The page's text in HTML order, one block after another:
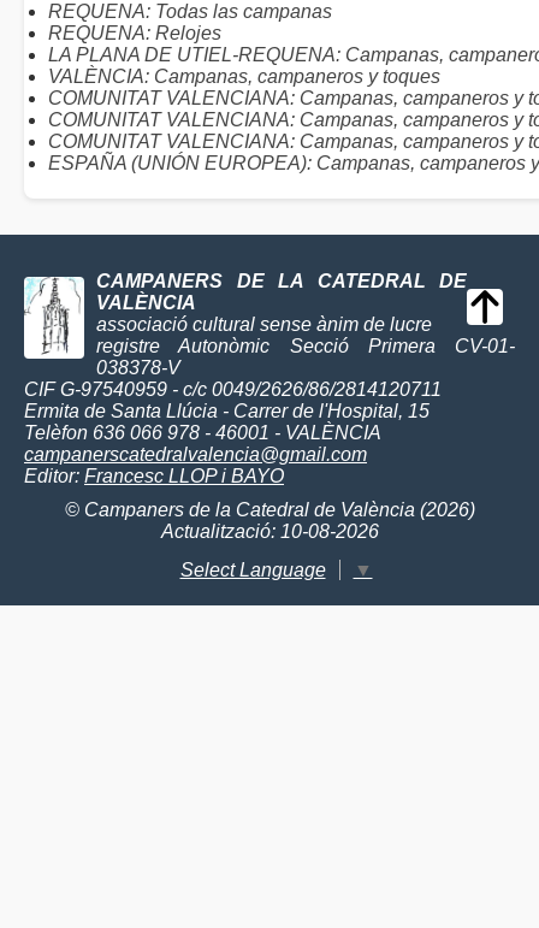
REQUENA: Todas las campanas
REQUENA: Relojes
LA PLANA DE UTIEL-REQUENA: Campanas,
VALÈNCIA: Campanas, campaneros y toques
COMUNITAT VALENCIANA: Campanas, campaneros y
COMUNITAT VALENCIANA: Campanas, campaneros y
COMUNITAT VALENCIANA: Campanas, campaneros y
ESPAÑA (UNIÓN EUROPEA): Campanas, campaneros
CAMPANERS DE LA CATEDRAL DE
VALÈNCIA
associació cultural sense ànim de lucre
registre Autonòmic Secció Primera CV-01-
038378-V
CIF G-97540959 - c/c 0049/2626/86/2814120711
Ermita de Santa Llúcia - Carrer de l'Hospital, 15
Telèfon 636 066 978 - 46001 - VALÈNCIA
campanerscatedralvalencia@gmail.com
Editor: Francesc LLOP i BAYO
© Campaners de la Catedral de València (2026)
Actualització: 10-08-2026
Select Language
▼